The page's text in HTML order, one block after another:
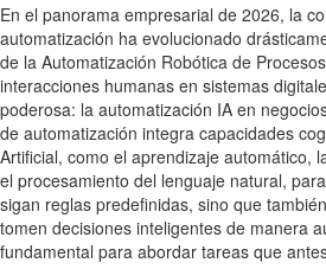
En el panorama empresarial de 2026, la
automatización ha evolucionado
de la Automatización Robótica de
interacciones humanas en sistemas
poderosa: la automatización IA en
de automatización integra capacidades
Artificial, como el aprendizaje automático,
el procesamiento del lenguaje natural,
sigan reglas predefinidas, sino que
tomen decisiones inteligentes de manera
fundamental para abordar tareas que